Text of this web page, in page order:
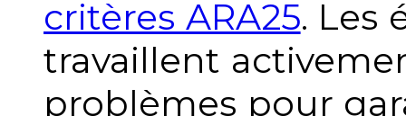
critères ARA25. Les
travaillent
problèmes pour